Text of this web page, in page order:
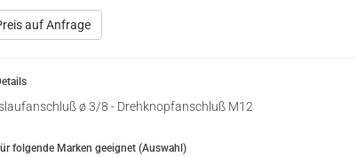
auf Anfrage
ø 3/8 - Drehknopfanschluß M12
folgende Marken geeignet (Auswahl)